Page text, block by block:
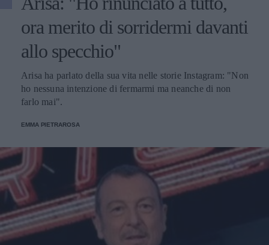
ora merito di sorridermi davanti
allo specchio"
Arisa ha parlato della sua vita nelle storie Instagram: "Non
ho nessuna intenzione di fermarmi ma neanche di non
farlo mai".
EMMA PIETRAROSA